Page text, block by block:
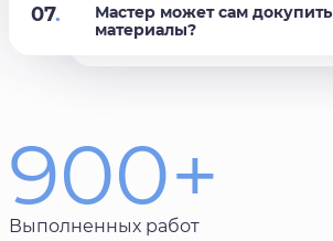
07.
Мастер может сам докупить
материалы?
900+
Выполненных работ